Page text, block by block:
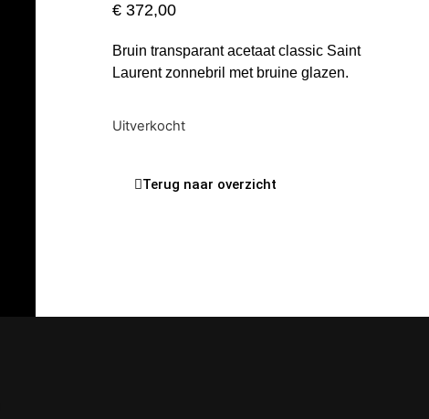
€372,00
Bruin transparant acetaat classic Saint
Laurent zonnebril met bruine glazen.
Uitverkocht
Terug naar overzicht